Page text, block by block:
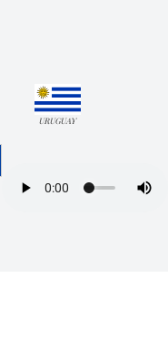
URUGUAY
de búsqueda